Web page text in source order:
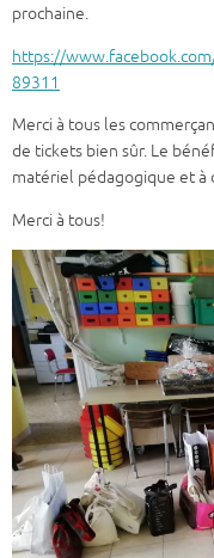
prochaine.
https://
89311
Merci à tous les
de tickets bien sûr. Le
matériel pédagogique et à
Merci à tous!